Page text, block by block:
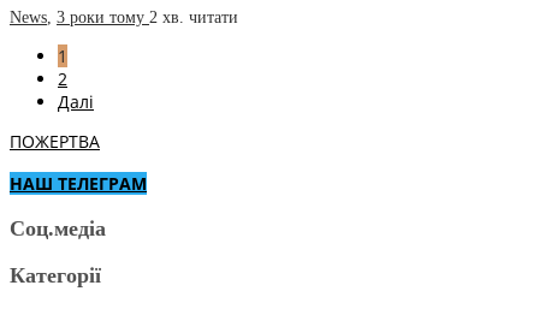
News, 3 роки тому 2 хв. читати
1
2
Далі
ПОЖЕРТВА
НАШ ТЕЛЕГРАМ
Соц.медіа
Категорії